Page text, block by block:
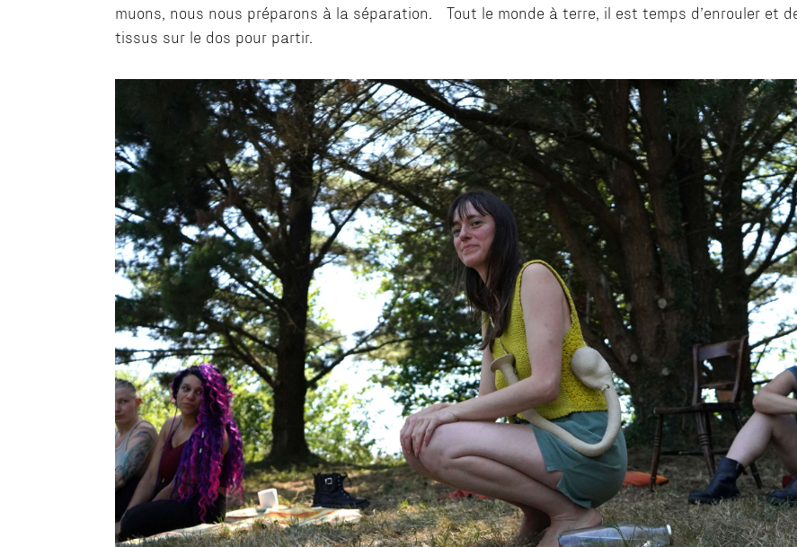
muons, nous nous préparons à la séparation. Tout le monde à terre, il est temps d’enrouler et
tissus sur le dos pour partir.